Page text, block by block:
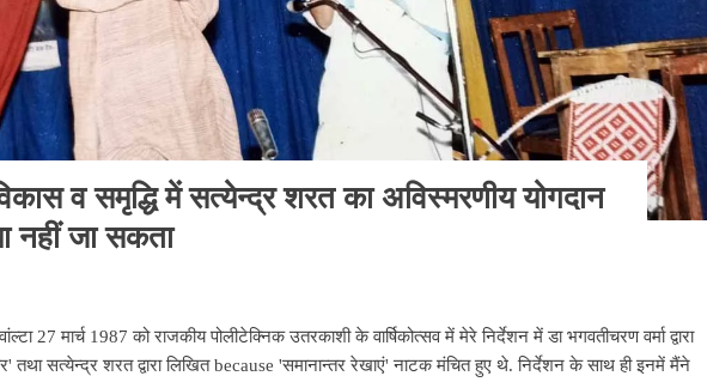
व समृद्धि में सत्येन्द्र शरत का अविस्मरणीय योगदान
नहीं जा सकता
27 मार्च 1987 को राजकीय पोलीटेक्निक उतरकाशी के वार्षिकोत्सव में मेरे निर्देशन में डा भगवतीचरण वर्मा द्वारा
तथा सत्येन्द्र शरत द्वारा लिखित because 'समानान्तर रेखाएं' नाटक मंचित हुए थे. निर्देशन के साथ ही इनमें मैंने